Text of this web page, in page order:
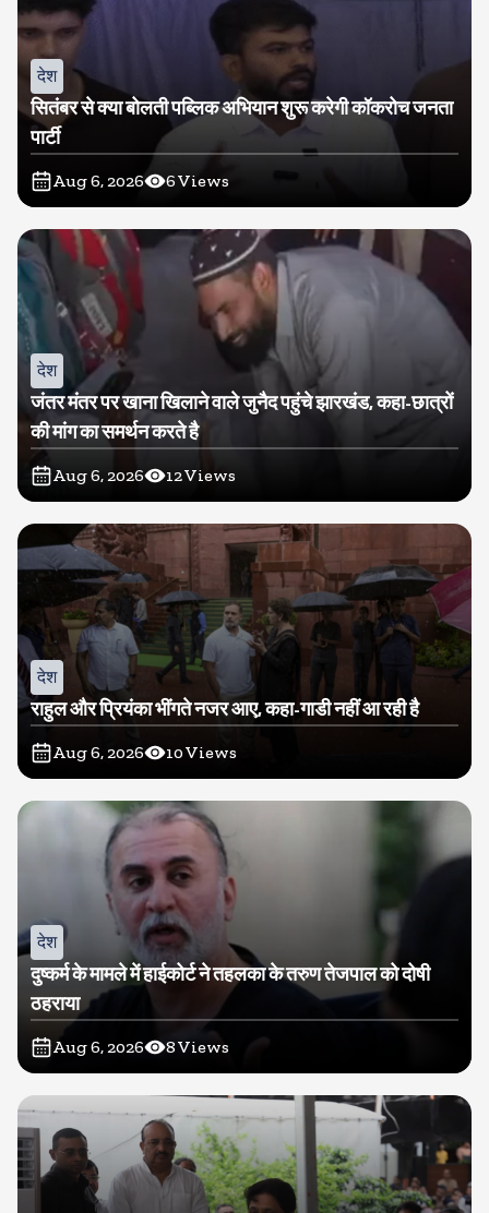
देश
सितंबर से क्या बोलती पब्लिक अभियान शुरू करेगी कॉकरोच जनता
पार्टी
Aug 6, 2026 6Views
देश
जंतर मंतर पर खाना खिलाने वाले जुनैद पहुंचे झारखंड, कहा-छात्रों
की मांग का समर्थन करते है
Aug 6, 2026 12Views
देश
राहुल और प्रियंका भींगते नजर आए, कहा-गाडी नहीं आ रही है
Aug 6, 2026 10Views
देश
दुष्कर्म के मामले में हाईकोर्ट ने तहलका के तरुण तेजपाल को दोषी
ठहराया
Aug 6, 2026 8Views